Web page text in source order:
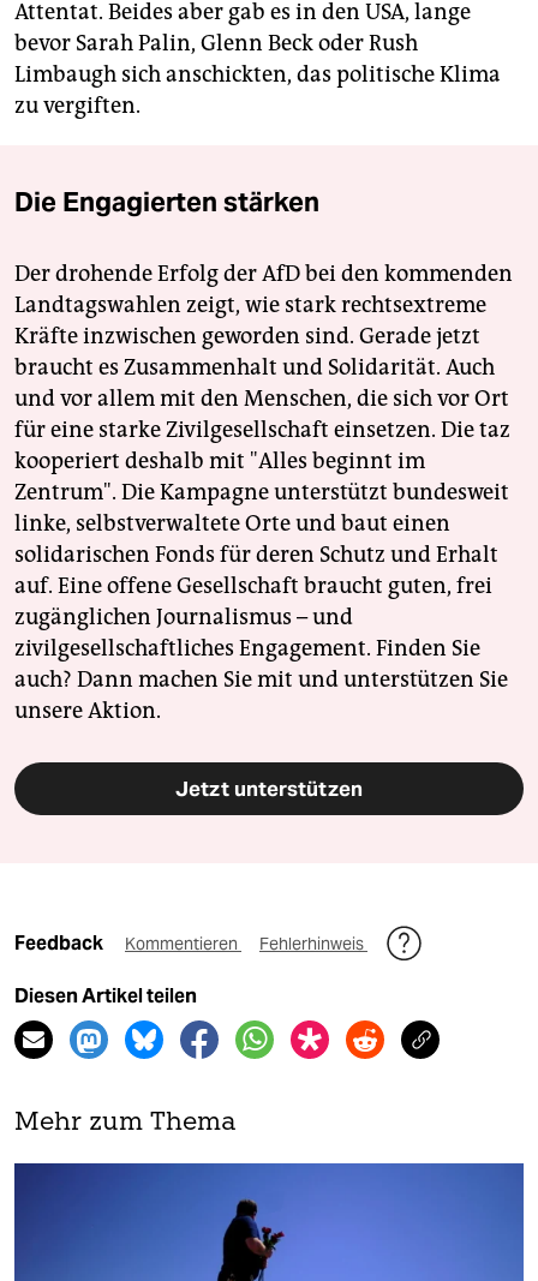
Attentat. Beides aber gab es in den USA, lange
bevor Sarah Palin, Glenn Beck oder Rush
Limbaugh sich anschickten, das politische Klima
zu vergiften.
Die Engagierten stärken
Der drohende Erfolg der AfD bei den kommenden
Landtagswahlen zeigt, wie stark rechtsextreme
Kräfte inzwischen geworden sind. Gerade jetzt
braucht es Zusammenhalt und Solidarität. Auch
und vor allem mit den Menschen, die sich vor Ort
für eine starke Zivilgesellschaft einsetzen. Die taz
kooperiert deshalb mit "Alles beginnt im
Zentrum". Die Kampagne unterstützt bundesweit
linke, selbstverwaltete Orte und baut einen
solidarischen Fonds für deren Schutz und Erhalt
auf. Eine offene Gesellschaft braucht guten, frei
zugänglichen Journalismus – und
zivilgesellschaftliches Engagement. Finden Sie
auch? Dann machen Sie mit und unterstützen Sie
unsere Aktion.
Jetzt unterstützen
Feedback Kommentieren Fehlerhinweis
Diesen Artikel teilen
Mehr zum Thema